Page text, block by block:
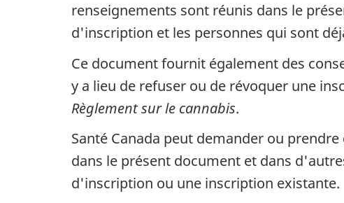
renseignements sont réunis dans le
d'inscription et les personnes qui sont
Ce document fournit également des
y a lieu de refuser ou de révoquer une
Règlement sur le cannabis.
Santé Canada peut demander ou
dans le présent document et dans
d'inscription ou une inscription existante.